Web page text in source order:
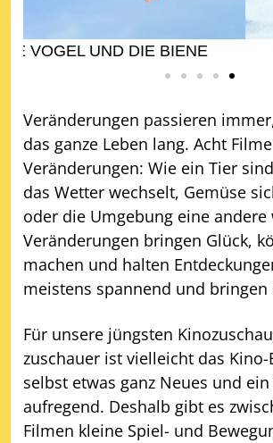
MISHOU
Veränderungen passieren
das ganze Leben lang. Acht
Veränderungen: Wie ein Tier
das Wetter wechselt, Gemüse
oder die Umgebung eine andere
Veränderungen bringen Glück,
machen und halten
meistens spannend und bringen
Für unsere jüngsten
zuschauer ist vielleicht das Kino-
selbst etwas ganz Neues und
aufregend. Deshalb gibt es
Filmen kleine Spiel- und